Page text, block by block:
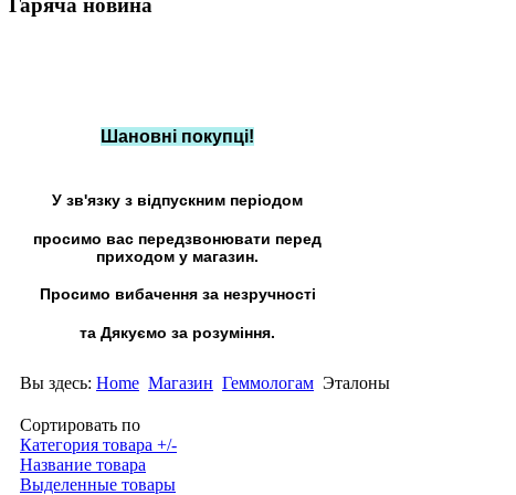
Гаряча новина
Шановні покупці!
У зв'язку з відпускним періодом
просимо вас передзвонювати перед
приходом у магазин.
Просимо вибачення за незручності
та Дякуємо за розуміння.
Вы здесь: Home Магазин Геммологам Эталоны
Сортировать по
Категория товара +/-
Название товара
Выделенные товары